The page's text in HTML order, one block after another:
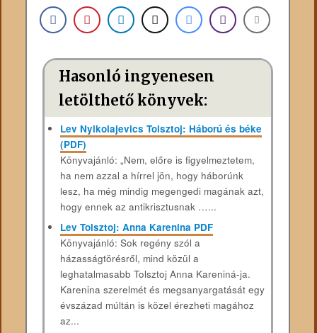
Hasonló ingyenesen
letölthető könyvek:
Lev Nyikolajevics Tolsztoj: Háború és béke
(PDF)
Könyvajánló: „Nem, előre is figyelmeztetem,
ha nem azzal a hírrel jön, hogy háborúnk
lesz, ha még mindig megengedi magának azt,
hogy ennek az antikrisztusnak …...
Lev Tolsztoj: Anna Karenina PDF
Könyvajánló: Sok regény szól a
házasságtörésről, mind közül a
leghatalmasabb Tolsztoj Anna Kareniná-ja.
Karenina szerelmét és megsanyargatását egy
évszázad múltán is közel érezheti magához
az...